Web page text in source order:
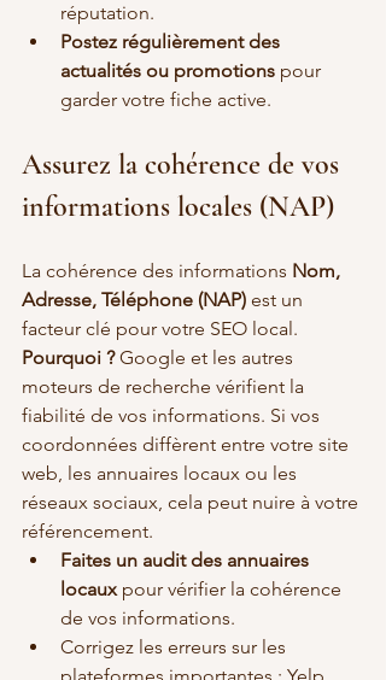
réputation.
Postez régulièrement des
actualités ou promotions pour
garder votre fiche active.
Assurez la cohérence de vos
informations locales (NAP)
La cohérence des informations Nom,
Adresse, Téléphone (NAP) est un
facteur clé pour votre SEO local.
Pourquoi ? Google et les autres
moteurs de recherche vérifient la
fiabilité de vos informations. Si vos
coordonnées diffèrent entre votre site
web, les annuaires locaux ou les
réseaux sociaux, cela peut nuire à votre
référencement.
Faites un audit des annuaires
locaux pour vérifier la cohérence
de vos informations.
Corrigez les erreurs sur les